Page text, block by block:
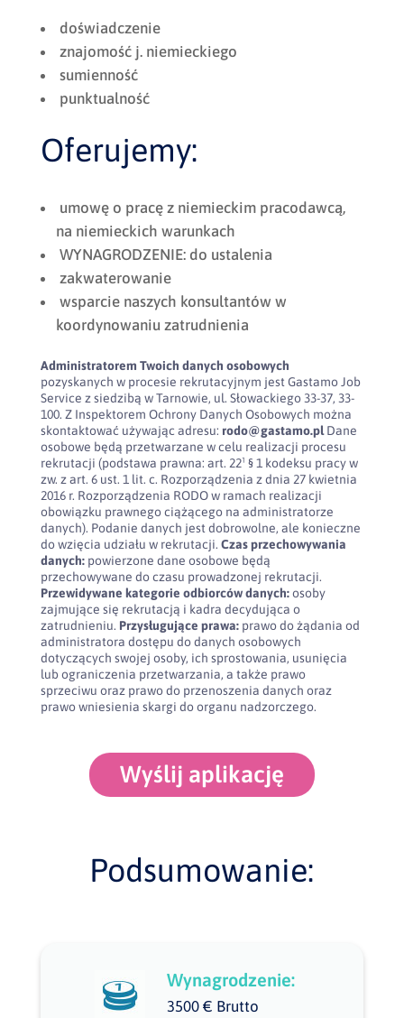
doświadczenie
znajomość j. niemieckiego
sumienność
punktualność
Oferujemy:
umowę o pracę z niemieckim pracodawcą,
na niemieckich warunkach
WYNAGRODZENIE: do ustalenia
zakwaterowanie
wsparcie naszych konsultantów w
koordynowaniu zatrudnienia
Administratorem Twoich danych osobowych
pozyskanych w procesie rekrutacyjnym jest Gastamo Job
Service z siedzibą w Tarnowie, ul. Słowackiego 33-37, 33-
100. Z Inspektorem Ochrony Danych Osobowych można
skontaktować używając adresu: rodo@gastamo.plDane
osobowe będą przetwarzane w celu realizacji procesu
rekrutacji (podstawa prawna: art. 22¹ § 1 kodeksu pracy w
zw. z art. 6 ust. 1 lit. c. Rozporządzenia z dnia 27 kwietnia
2016 r. Rozporządzenia RODO w ramach realizacji
obowiązku prawnego ciążącego na administratorze
danych). Podanie danych jest dobrowolne, ale konieczne
do wzięcia udziału w rekrutacji. Czas przechowywania
danych:powierzone dane osobowe będą
przechowywane do czasu prowadzonej rekrutacji.
Przewidywane kategorie odbiorców danych:osoby
zajmujące się rekrutacją i kadra decydująca o
zatrudnieniu. Przysługujące prawa:prawo do żądania od
administratora dostępu do danych osobowych
dotyczących swojej osoby, ich sprostowania, usunięcia
lub ograniczenia przetwarzania, a także prawo
sprzeciwu oraz prawo do przenoszenia danych oraz
prawo wniesienia skargi do organu nadzorczego.
Wyślij aplikację
Podsumowanie:
Wynagrodzenie:
3500 € Brutto